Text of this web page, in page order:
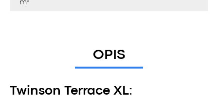
m²
OPIS
Twinson Terrace XL: